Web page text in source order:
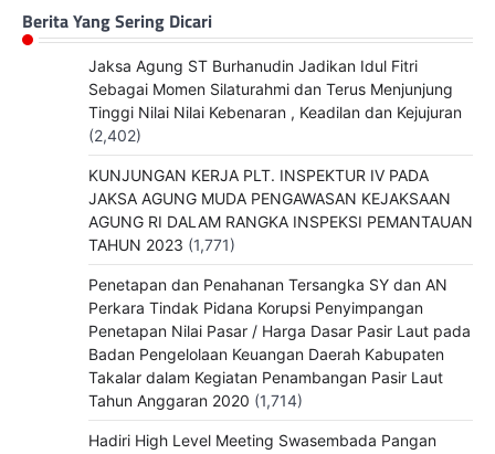
Berita Yang Sering Dicari
Jaksa Agung ST Burhanudin Jadikan Idul Fitri
Sebagai Momen Silaturahmi dan Terus Menjunjung
Tinggi Nilai Nilai Kebenaran , Keadilan dan Kejujuran
(2,402)
KUNJUNGAN KERJA PLT. INSPEKTUR IV PADA
JAKSA AGUNG MUDA PENGAWASAN KEJAKSAAN
AGUNG RI DALAM RANGKA INSPEKSI PEMANTAUAN
TAHUN 2023 (1,771)
Penetapan dan Penahanan Tersangka SY dan AN
Perkara Tindak Pidana Korupsi Penyimpangan
Penetapan Nilai Pasar / Harga Dasar Pasir Laut pada
Badan Pengelolaan Keuangan Daerah Kabupaten
Takalar dalam Kegiatan Penambangan Pasir Laut
Tahun Anggaran 2020 (1,714)
Hadiri High Level Meeting Swasembada Pangan